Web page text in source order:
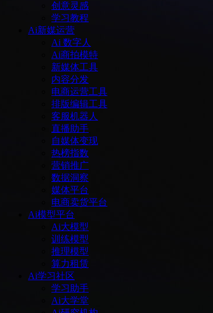
创意灵感
学习教程
Ai新媒运营
Ai 数字人
Ai商拍模特
新媒体工具
内容分发
电商运营工具
排版编辑工具
客服机器人
直播助手
自媒体变现
热榜指数
营销推广
数据洞察
媒体平台
电商卖货平台
Ai模型平台
Ai大模型
训练模型
推理模型
算力租赁
Ai学习社区
学习助手
Ai大学堂